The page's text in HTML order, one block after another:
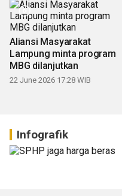
Aliansi Masyarakat
Lampung minta program
MBG dilanjutkan
22 June 2026 17:28 WIB
Infografik